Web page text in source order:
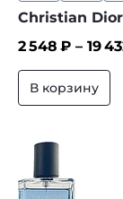
Christian Dior
2 548 ₽ – 19
В корзину